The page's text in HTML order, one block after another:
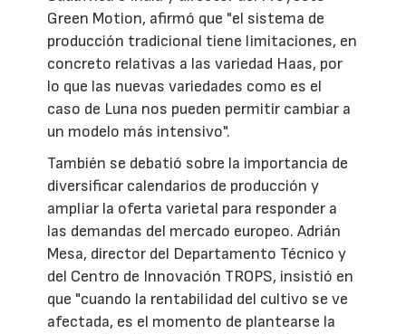
Green Motion, afirmó que "el sistema de
producción tradicional tiene limitaciones, en
concreto relativas a las variedad Haas, por
lo que las nuevas variedades como es el
caso de Luna nos pueden permitir cambiar a
un modelo más intensivo".
También se debatió sobre la importancia de
diversificar calendarios de producción y
ampliar la oferta varietal para responder a
las demandas del mercado europeo. Adrián
Mesa, director del Departamento Técnico y
del Centro de Innovación TROPS, insistió en
que "cuando la rentabilidad del cultivo se ve
afectada, es el momento de plantearse la